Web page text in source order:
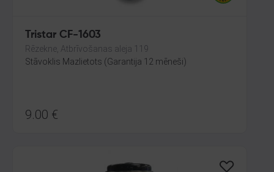
Tristar CF-1603
Rēzekne, Atbrīvošanas aleja 119
Stāvoklis Mazlietots (Garantija 12 mēneši)
9.00 €